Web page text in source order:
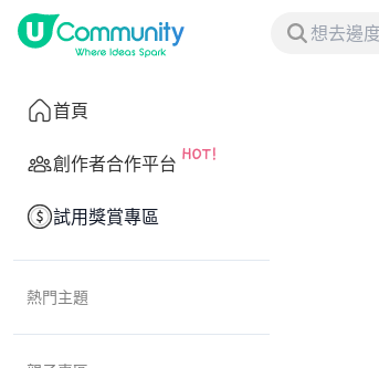
首頁
創作者合作平台
試用獎賞專區
熱門主題